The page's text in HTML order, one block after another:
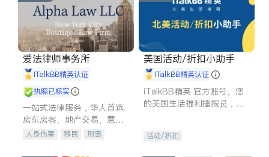
爱法律师事务所
iTalkBB精英认证
执照已核实
一站式法律服务，华人首选.
房东房客、地产交易、意外
伤害、车祸重伤、商业诉
人身伤害 移民
刑事
美国活动/折扣小助手
iTalkBB精英认证
iTalkBB精英 官方账号。您
的美国生活福利播报员，精
专属福利。
活动/折扣